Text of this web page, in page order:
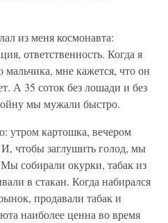
из меня космонавта:
ответственность. Когда я
мальчика, мне кажется, что он
А 35 соток без лошади и без
мы мужали быстро.
утром картошка, вечером
чтобы заглушить голод, мы
собирали окурки, табак из
в стакан. Когда набирался
продавали табак и
наиболее ценна во время